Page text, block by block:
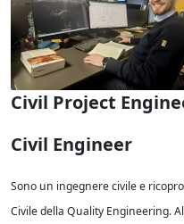
Civil Project
Civil Engineer
Sono un ingegnere civile e
Civile della Quality Engineering.